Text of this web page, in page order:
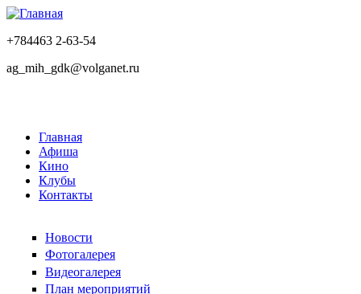
+784463 2-63-54
ag_mih_gdk@volganet.ru
Главная
Афиша
Кино
Клубы
Контакты
Новости
Фотогалерея
Видеогалерея
План мероприятий